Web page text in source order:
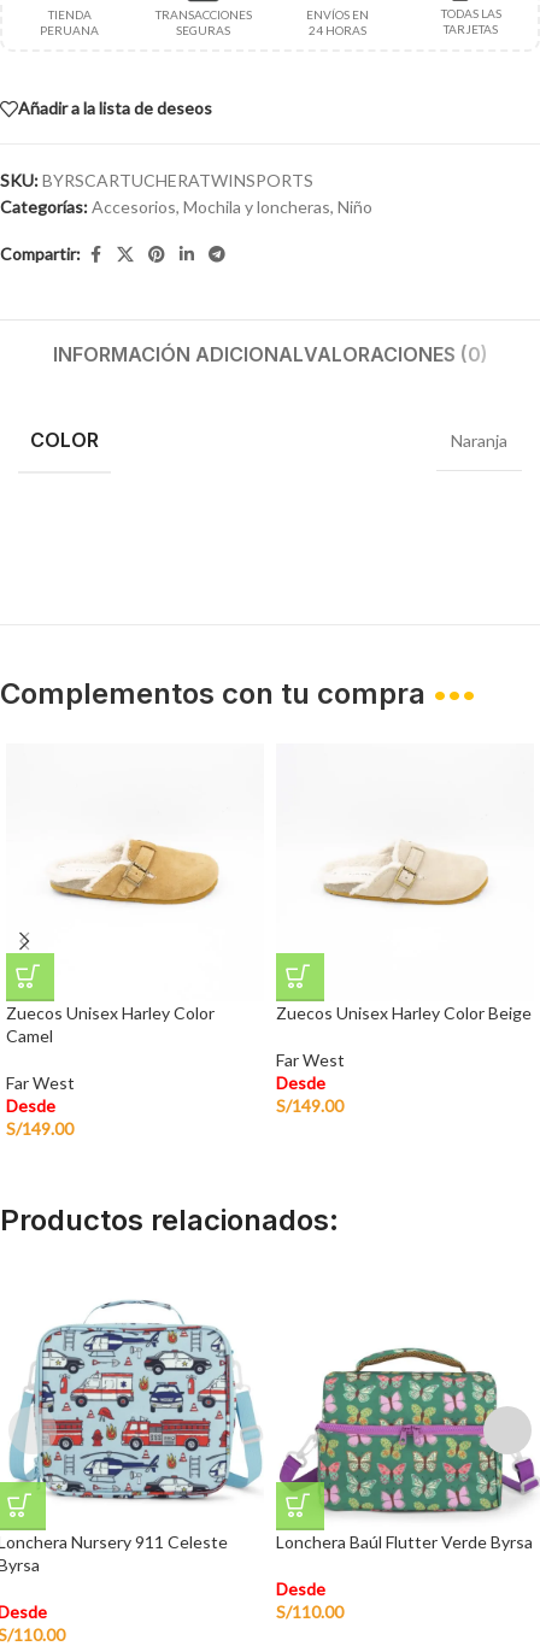
TIENDA
PERUANA
TRANSACCIONES
SEGURAS
ENVÍOS EN
24 HORAS
TODAS LAS
TARJETAS
Añadir a la lista de deseos
SKU:BYRSCARTUCHERATWINSPORTS
Categorías:Accesorios, Mochila y loncheras, Niño
Compartir:
INFORMACIÓN ADICIONALVALORACIONES (0)
COLOR Naranja
Complementos con tu compra •••
Zuecos Unisex Harley Color
Camel
Far West
Desde
S/149.00
Zuecos Unisex Harley Color Beige
Far West
Desde
S/149.00
Productos relacionados:
Nursery 911 Celeste
110.00
Lonchera Baúl Flutter Verde Byrsa
Desde
S/110.00